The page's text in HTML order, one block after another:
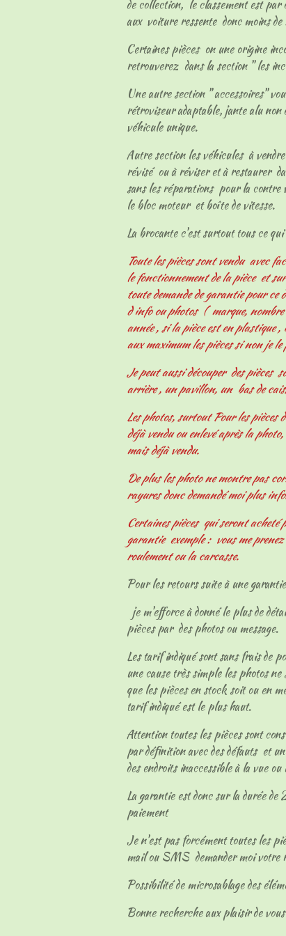
de collection, le classement est
aux voiture ressente donc moins
Certaines pièces on une origine
retrouverez dans la section " les
Une autre section " accessoires"
rétroviseur adaptable, jante alu
véhicule unique.
Autre section les véhicules à
révisé ou à réviser et à restaurer
sans les réparations pour la contre
le bloc moteur et boîte de vitesse.
La brocante c'est surtout tous ce
Toute les pièces sont vendu avec
le fonctionnement de la pièce et
toute demande de garantie pour
d info ou photos ( marque,
année , si la pièce est en plastique
aux maximum les pièces si non je le
Je peut aussi découper des pièces
arrière , un pavillon, un bas de
Les photos, surtout Pour les pièces
déjà vendu ou enlevé après la
mais déjà vendu.
De plus les photo ne montre pas
rayures donc demandé moi plus
Certaines pièces qui seront acheté
garantie exemple : vous me
roulement ou la carcasse.
Pour les retours suite à une
je m'efforce à donné le plus de
pièces par des photos ou message.
Les tarif indiqué sont sans frais de
une cause très simple les photos
que les pièces en stock soit ou en
tarif indiqué est le plus haut.
Attention toutes les pièces sont
par définition avec des défauts et
des endroits inaccessible à la vue
La garantie est donc sur la durée
paiement
Je n'est pas forcément toutes les
mail ou SMS demander moi votre
Possibilité de microsablage des
Bonne recherche aux plaisir de